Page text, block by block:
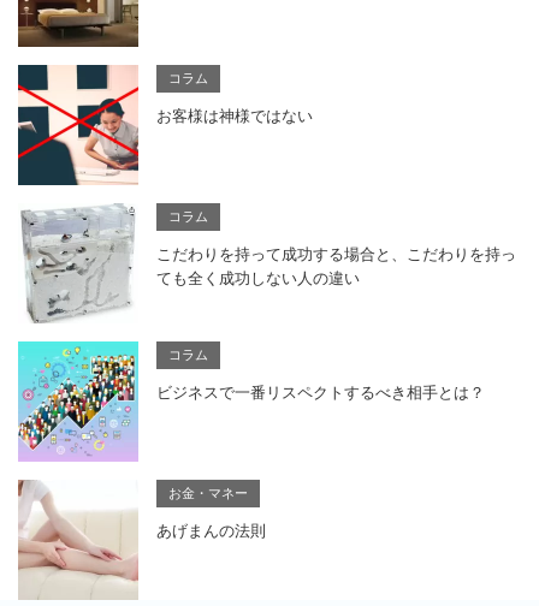
コラム
お客様は神様ではない
コラム
こだわりを持って成功する場合と、こだわりを持っ
ても全く成功しない人の違い
コラム
ビジネスで一番リスペクトするべき相手とは？
お金・マネー
あげまんの法則